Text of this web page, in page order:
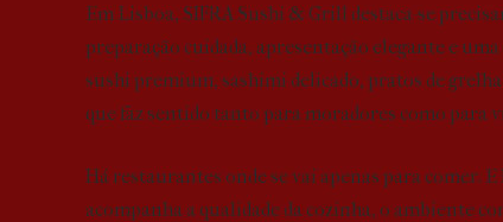
Em Lisboa, SIFRA Sushi & Grill destaca-se
preparação cuidada, apresentação elegante e
sushi premium, sashimi delicado, pratos de
que faz sentido tanto para moradores como para
Há restaurantes onde se vai apenas para comer.
acompanha a qualidade da cozinha, o ambiente